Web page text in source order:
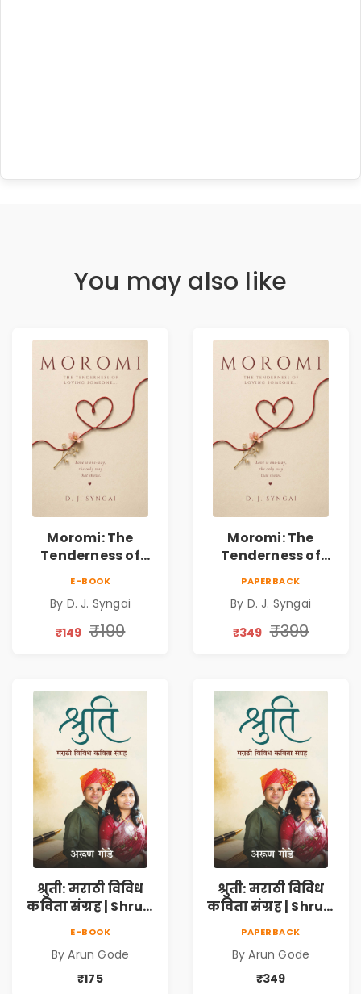
You may also like
Moromi: The
Tenderness of
Collection on
Unrequited Love,
Resilience
E-BOOK
By D. J. Syngai
₹149 ₹199
Moromi: The
Tenderness of
Collection on
Unrequited Love,
Resilience
PAPERBACK
By D. J. Syngai
₹349 ₹399
श्रुती: मराठी विविध
कविता संग्रह | Shruti
सामाजिक,
ऐतिहासिक, देशभक्ती,
E-BOOK
By Arun Gode
₹175
श्रुती: मराठी विविध
कविता संग्रह | Shruti
सामाजिक,
ऐतिहासिक, देशभक्ती,
PAPERBACK
By Arun Gode
₹349